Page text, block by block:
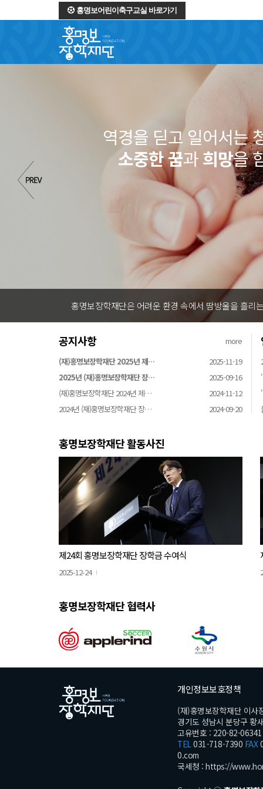
홍명보어린이축구교실 바로가기
역경을 딛고 일어서는
소중한 꿈과희망을
홍명보장학재단은 어려운 환경 속에서 땀방울을 흘리
공지사항
more
(재)홍명보장학재단 2025년 제…
2025-11-19
2025년 (재)홍명보장학재단 장…
2025-09-16
(재)홍명보장학재단 2024년 제…
2024-11-12
2024년 (재)홍명보장학재단 장…
2024-09-20
홍명보장학재단 활동사진
제24회 홍명보장학재단 장학금 수여식
2025-12-24
홍명보장학재단 협력사
개인정보보호정책
(재)홍명보장학재단 이사
경기도 성남시 분당구 황
고유번호 : 220-82-06341
TEL031-718-7390 FAX
0.com
국세청 : https://